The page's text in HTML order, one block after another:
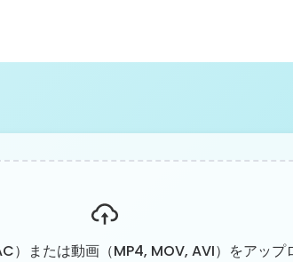
）または動画（MP4, MOV, AVI）をアップ